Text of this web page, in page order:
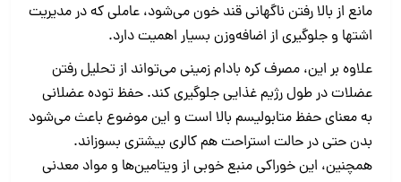
مانع از بالا رفتن ناگهانی قند خون می‌شود، عاملی که در مدیریت
اشتها و جلوگیری از اضافه‌وزن بسیار اهمیت دارد.
علاوه بر این، مصرف کره بادام‌ زمینی می‌تواند از تحلیل رفتن
عضلات در طول رژیم غذایی جلوگیری کند. حفظ توده عضلانی
به معنای حفظ متابولیسم بالا است و این موضوع باعث می‌شود
بدن حتی در حالت استراحت هم کالری بیشتری بسوزاند.
همچنین، این خوراکی منبع خوبی از ویتامین‌ها و مواد معدنی